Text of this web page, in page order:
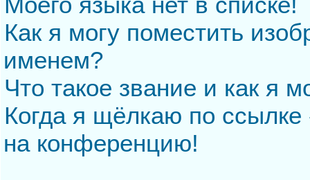
Как я могу поместить
именем?
Что такое звание и как я
Когда я щёлкаю по
на конференцию!